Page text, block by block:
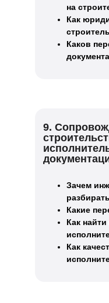
на
Как
Каков
9.
Зачем
Какие
Как
Как